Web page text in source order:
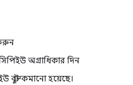
করুন
অগ্রাধিকার দিন
বুস্ট কমানো হয়েছে।